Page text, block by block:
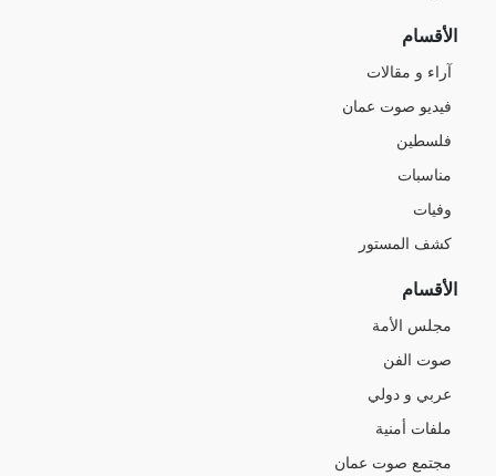
الأقسام
آراء و مقالات
فيديو صوت عمان
فلسطين
مناسبات
وفيات
كشف المستور
الأقسام
مجلس الأمة
صوت الفن
عربي و دولي
ملفات أمنية
مجتمع صوت عمان